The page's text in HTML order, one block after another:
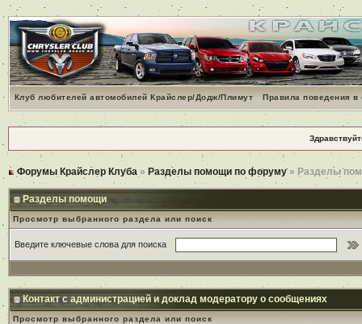
Клуб любителей автомобилей Крайслер/Додж/Плимут Правила поведения
Форумы Крайслер Клуба » Разделы помощи по форуму» Разделы
Разделы помощи
Просмотр выбранного раздела или поиск
Введите ключевые слова для поиска
Контакт с администрацией и доклад модератору о сообщениях
Просмотр выбранного раздела или поиск